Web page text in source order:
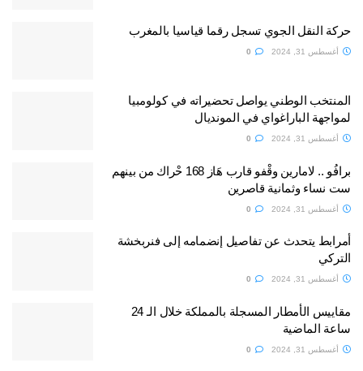
حركة النقل الجوي تسجل رقما قياسيا بالمغرب
أغسطس 31, 2024
المنتخب الوطني يواصل تحضيراته في كولومبيا
لمواجهة الباراغواي في المونديال
أغسطس 31, 2024
برافُو .. لامارين وقْفو قارب هَاز 168 حْراك من بينهم
ست نساء وثمانية قاصرين
أغسطس 31, 2024
أمرابط يتحدث عن تفاصيل إنضمامه إلى فنربخشة
التركي
أغسطس 31, 2024
مقاييس الأمطار المسجلة بالمملكة خلال الـ 24
ساعة الماضية
أغسطس 31, 2024